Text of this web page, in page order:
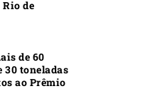
de
de 60
toneladas
ao Prêmio